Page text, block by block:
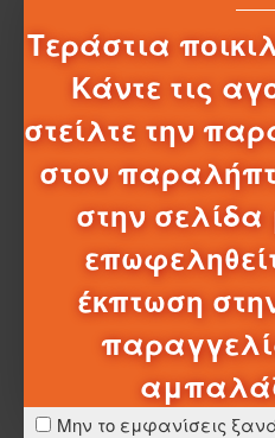
Τεράστια
Κάντε τις
στείλτε την
στον
στην
έκπτωση
Μην το εμφανίσεις
ΠΛΑΣΤΙΚΗ ΜΠΟΛΝΤΟΖΑ
Μεγάλη πλαστικη
τσάπα
ΧΑΡΑΚΤΗΡΙΣΤΙΚΆ
ΣΧΈΔΙΑ - ΜΠΑΤΑΡΊΕΣ